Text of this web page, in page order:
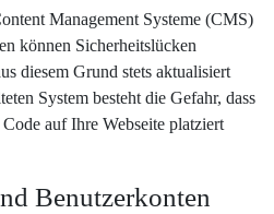
Management Systeme (CMS)
können Sicherheitslücken
diesem Grund stets aktualisiert
System besteht die Gefahr, dass
auf Ihre Webseite platziert
Benutzerkonten